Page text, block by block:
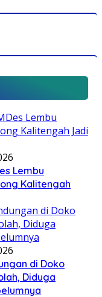
Lembu
Kalitengah
di Doko
Diduga